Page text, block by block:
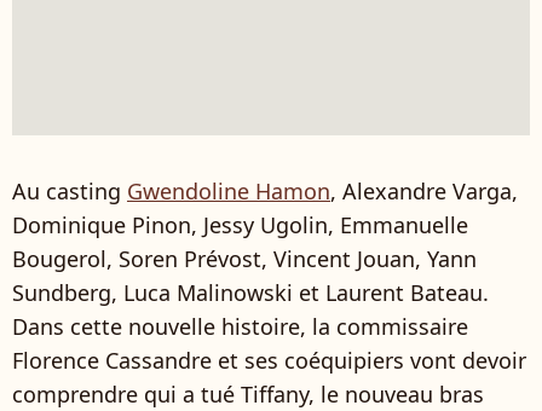
Au casting Gwendoline Hamon, Alexandre Varga,
Dominique Pinon, Jessy Ugolin, Emmanuelle
Bougerol, Soren Prévost, Vincent Jouan, Yann
Sundberg, Luca Malinowski et Laurent Bateau.
Dans cette nouvelle histoire, la commissaire
Florence Cassandre et ses coéquipiers vont devoir
comprendre qui a tué Tiffany, le nouveau bras